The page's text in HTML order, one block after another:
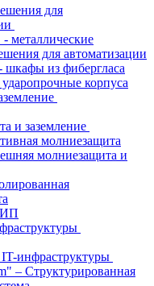
для
металлические
для автоматизации
шкафы из фибергласа
корпуса
и заземление
молниезащита
молниезащита и
инфраструктуры
– Структурированная